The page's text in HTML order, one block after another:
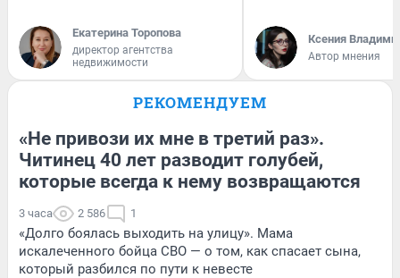
Екатерина Торопова
директор агентства
недвижимости
Ксения
Автор мнения
РЕКОМЕНДУЕМ
«Не привози их мне в третий раз».
Читинец 40 лет разводит голубей,
которые всегда к нему возвращаются
3 часа 2 586 1
«Долго боялась выходить на улицу». Мама
искалеченного бойца СВО — о том, как спасает сына,
который разбился по пути к невесте